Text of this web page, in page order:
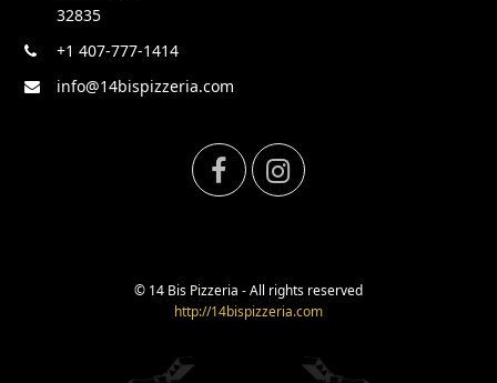
32835
+1 407-777-1414
info@14bispizzeria.com
F
e
t
a
© 14 Bis Pizzeria - All rights reserved
http://14bispizzeria.com